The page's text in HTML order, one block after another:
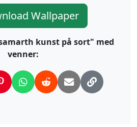
Wallpaper
kunst på sort" med
venner: